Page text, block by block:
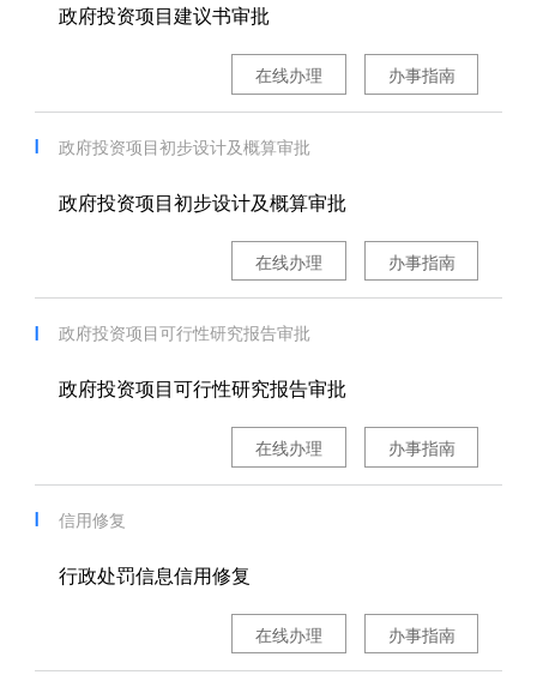
政府投资项目建议书审批
办事指南
在线办理
政府投资项目初步设计及概算审批
政府投资项目初步设计及概算审批
办事指南
在线办理
政府投资项目可行性研究报告审批
政府投资项目可行性研究报告审批
办事指南
在线办理
信用修复
行政处罚信息信用修复
办事指南
在线办理